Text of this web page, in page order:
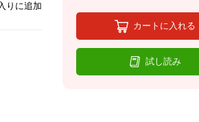
りに追加
カートに入れる
試し読み